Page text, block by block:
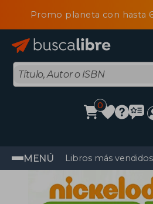
Promo planeta con hasta
0
MENÚ Libros más vendidos